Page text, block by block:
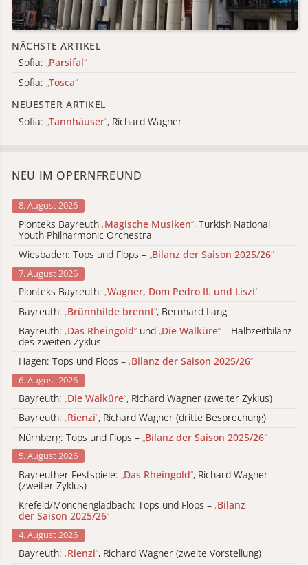
NÄCHSTE ARTIKEL
Sofia: „Parsifal“
Sofia: „Tosca“
NEUESTER ARTIKEL
Sofia: „Tannhäuser“, Richard Wagner
NEU IM OPERNFREUND
8. August 2026
Pionteks Bayreuth „Magische Musiken“, Turkish National
Youth Philharmonic Orchestra
Wiesbaden: Tops und Flops – „Bilanz der Saison 2025/26“
7. August 2026
Pionteks Bayreuth: „Wagner, Dom Pedro II. und Liszt“
Bayreuth: „Brünnhilde brennt“, Bernhard Lang
Bayreuth: „Das Rheingold“ und „Die Walküre“ – Halbzeitbilanz
des zweiten Zyklus
Hagen: Tops und Flops – „Bilanz der Saison 2025/26“
6. August 2026
Bayreuth: „Die Walküre“, Richard Wagner (zweiter Zyklus)
Bayreuth: „Rienzi“, Richard Wagner (dritte Besprechung)
Nürnberg: Tops und Flops – „Bilanz der Saison 2025/26“
5. August 2026
Bayreuther Festspiele: „Das Rheingold“, Richard Wagner
(zweiter Zyklus)
Krefeld/Mönchengladbach: Tops und Flops – „Bilanz
der Saison 2025/26“
4. August 2026
Bayreuth: „Rienzi“, Richard Wagner (zweite Vorstellung)